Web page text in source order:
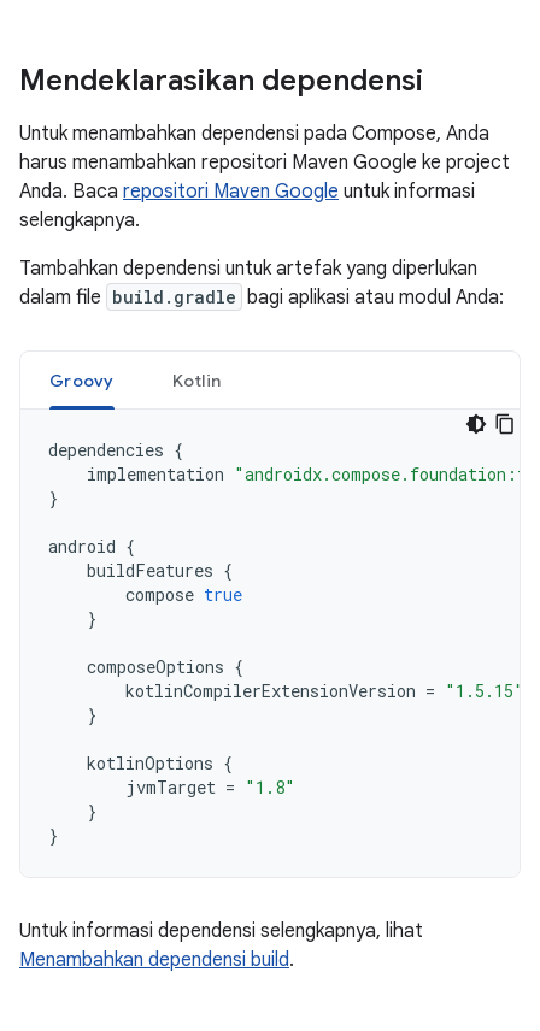
Mendeklarasikan dependensi
Untuk menambahkan dependensi pada Compose, Anda
harus menambahkan repositori Maven Google ke project
Anda. Baca repositori Maven Google untuk informasi
selengkapnya.
Tambahkan dependensi untuk artefak yang diperlukan
dalam file build.gradle bagi aplikasi atau modul Anda:
Groovy Kotlin
dependencies {
implementation
}
android {
buildFeatures {
compose true
}
composeOptions {
kotlinCompilerExtensionVersion = "1.5.15"
}
kotlinOptions {
jvmTarget = "1.8"
}
}
Untuk informasi dependensi selengkapnya, lihat
Menambahkan dependensi build.